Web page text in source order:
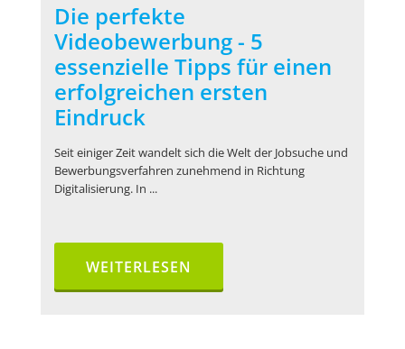
Die perfekte
Videobewerbung - 5
essenzielle Tipps für einen
erfolgreichen ersten
Eindruck
Seit einiger Zeit wandelt sich die Welt der Jobsuche und
Bewerbungsverfahren zunehmend in Richtung
Digitalisierung. In ...
WEITERLESEN